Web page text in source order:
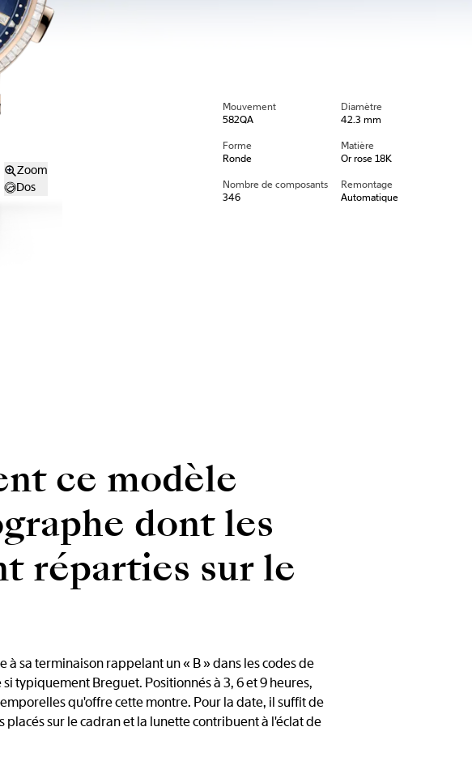
Zoom
Dos
Mouvement
582QA
Diamètre
42.3 mm
Forme
Ronde
Matière
Or rose 18K
Nombre de composants
346
Remontage
Automatique
ce modèle
dont les
réparties sur le
sa terminaison rappelant un « B » dans les codes de
typiquement Breguet. Positionnés à 3, 6 et 9 heures,
qu'offre cette montre. Pour la date, il suffit de
sur le cadran et la lunette contribuent à l'éclat de